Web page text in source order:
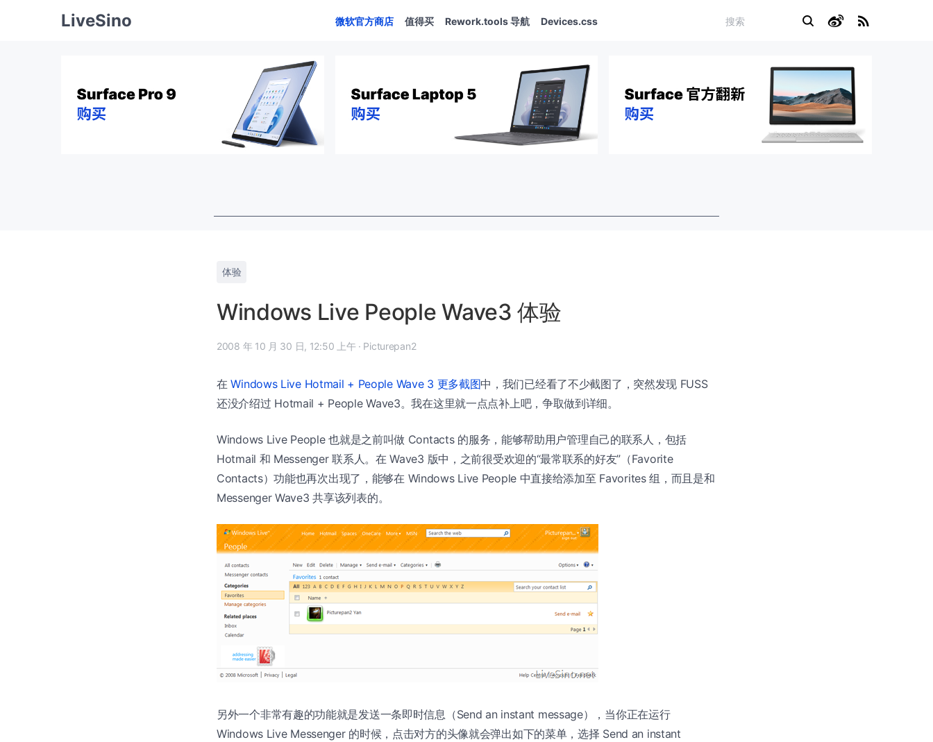
LiveSino 微软官方商店 值得买 Rework.tools 导航 Devices.css
体验
Windows Live People Wave3 体验
2008 年 10 月 30 日, 12:50 上午 · Picturepan2
在Windows Live Hotmail + People Wave 3 更多截图中，我们已经看了不少截图了，突然发现 FUSS
还没介绍过 Hotmail + People Wave3。我在这里就一点点补上吧，争取做到详细。
Windows Live People 也就是之前叫做 Contacts 的服务，能够帮助用户管理自己的联系人，包括
Hotmail 和 Messenger 联系人。在 Wave3 版中，之前很受欢迎的“最常联系的好友”（Favorite
Contacts）功能也再次出现了，能够在 Windows Live People 中直接给添加至 Favorites 组，而且是和
Messenger Wave3 共享该列表的。
另外一个非常有趣的功能就是发送一条即时信息（Send an instant message），当你正在运行
Windows Live Messenger 的时候，点击对方的头像就会弹出如下的菜单，选择 Send an instant